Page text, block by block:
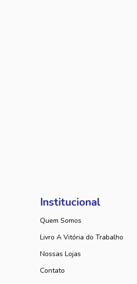
Institucional
Quem Somos
Livro A Vitória do Trabalho
Nossas Lojas
Contato